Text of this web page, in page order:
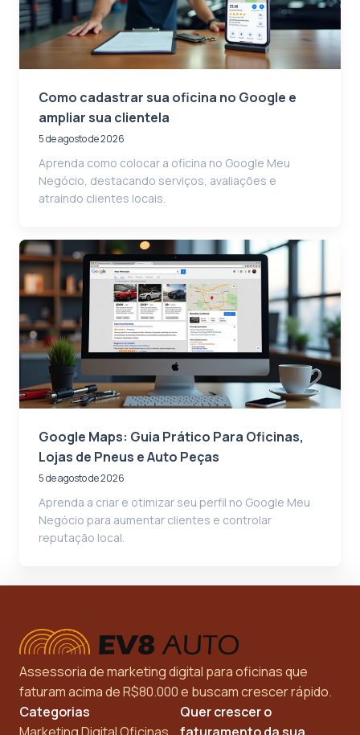
Como cadastrar sua oficina no Google e
ampliar sua clientela
5 de agosto de 2026
Aprenda como colocar a oficina no Google Meu
Negócio, destacando serviços, avaliações e
atraindo clientes locais.
Google Maps: Guia Prático Para Oficinas,
Lojas de Pneus e Auto Peças
5 de agosto de 2026
Aprenda a criar e otimizar seu perfil no Google Meu
Negócio para aumentar clientes e controlar
reputação local.
Assessoria de marketing digital para oficinas que
faturam acima de R$80.000 e buscam crescer rápido.
Categorias
Quer crescer o